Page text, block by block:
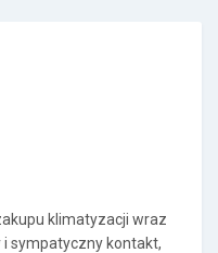
klimatyzacji wraz
sympatyczny kontakt,